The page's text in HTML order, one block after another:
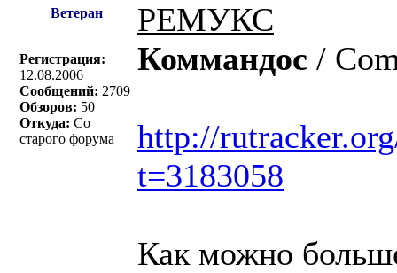
Ветеран
Регистрация:
12.08.2006
Сообщений: 2709
Обзоров: 50
Откуда: Со
старого форума
РЕМУКС
Коммандоc /
http://
t=3183058
Как можно